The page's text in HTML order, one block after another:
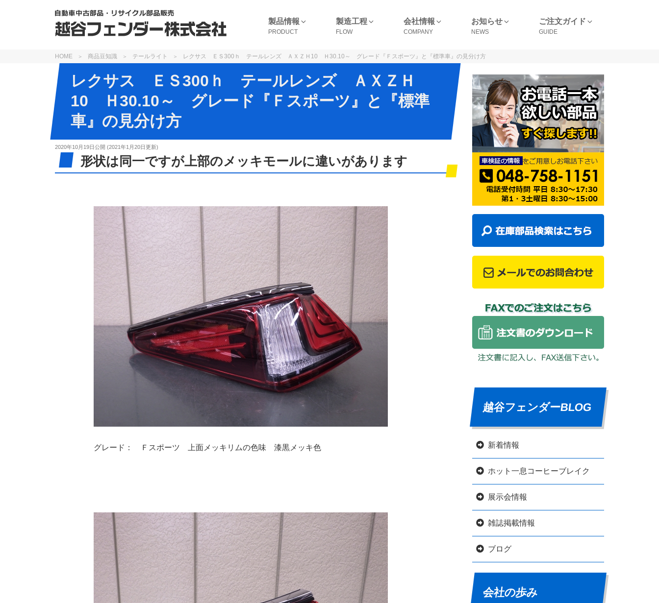
製品情報 製造工程 会社情報 お知らせ ご注文ガイド
HOME 商品豆知識 テールライト レクサス ＥＳ300ｈ テールレンズ ＡＸＺＨ10 Ｈ30.10～ グレード『Ｆスポーツ』と『標準車』の見分け方
レクサス ＥＳ300ｈ テールレンズ ＡＸＺＨ
10 Ｈ30.10～ グレード『Ｆスポーツ』と『標準
車』の見分け方
2020年10月19日公開 (2021年1月20日更新)
形状は同一ですが上部のメッキモールに違いがあります
グレード： Ｆスポーツ 上面メッキリムの色味 漆黒メッキ色
越谷フェンダーBLOG
新着情報
ホット一息コーヒーブレイク
展示会情報
雑誌掲載情報
ブログ
会社の歩み